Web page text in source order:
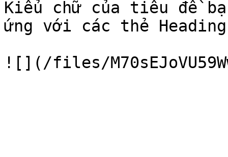
Kiểu chữ của tiêu đề
ứng với các thẻ